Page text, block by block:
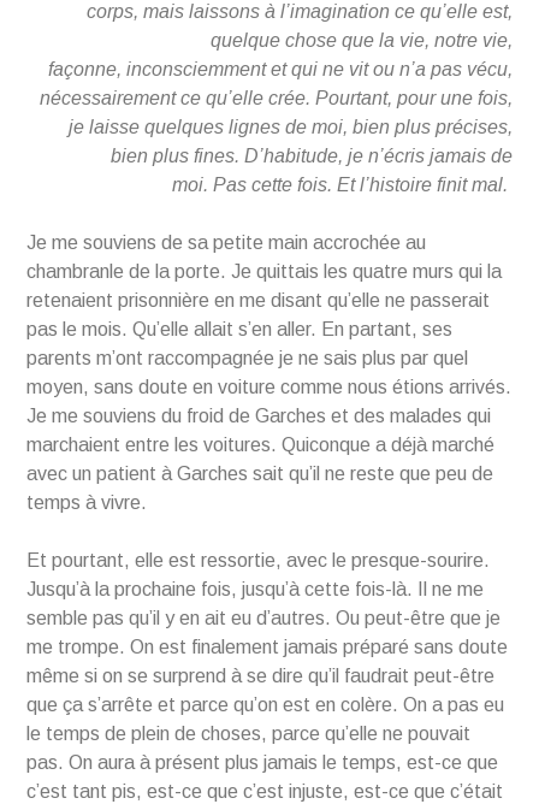
corps, mais laissons à l’imagination ce qu’elle est,
quelque chose que la vie, notre vie,
façonne, inconsciemment et qui ne vit ou n’a pas vécu,
nécessairement ce qu’elle crée. Pourtant, pour une fois,
je laisse quelques lignes de moi, bien plus précises,
bien plus fines. D’habitude, je n’écris jamais de
moi. Pas cette fois. Et l’histoire finit mal.
Je me souviens de sa petite main accrochée au
chambranle de la porte. Je quittais les quatre murs qui la
retenaient prisonnière en me disant qu’elle ne passerait
pas le mois. Qu’elle allait s’en aller. En partant, ses
parents m’ont raccompagnée je ne sais plus par quel
moyen, sans doute en voiture comme nous étions arrivés.
Je me souviens du froid de Garches et des malades qui
marchaient entre les voitures. Quiconque a déjà marché
avec un patient à Garches sait qu’il ne reste que peu de
temps à vivre.
Et pourtant, elle est ressortie, avec le presque-sourire.
Jusqu’à la prochaine fois, jusqu’à cette fois-là. Il ne me
semble pas qu’il y en ait eu d’autres. Ou peut-être que je
me trompe. On est finalement jamais préparé sans doute
même si on se surprend à se dire qu’il faudrait peut-être
que ça s’arrête et parce qu’on est en colère. On a pas eu
le temps de plein de choses, parce qu’elle ne pouvait
pas. On aura à présent plus jamais le temps, est-ce que
c’est tant pis, est-ce que c’est injuste, est-ce que c’était